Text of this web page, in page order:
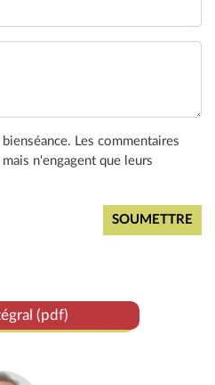
Les commentaires
n'engagent que leurs
(pdf)